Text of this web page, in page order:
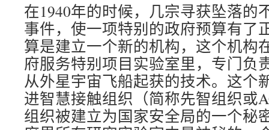
在1940年的时候，几宗寻获坠落的
事件，使一项特别的政府预算有了
算是建立一个新的机构，这个机构
府服务特别项目实验室里，专门负
从外星宇宙飞船起获的技术。这个
进智慧接触组织（简称先智组织或
组织被建立为国家安全局的一个秘